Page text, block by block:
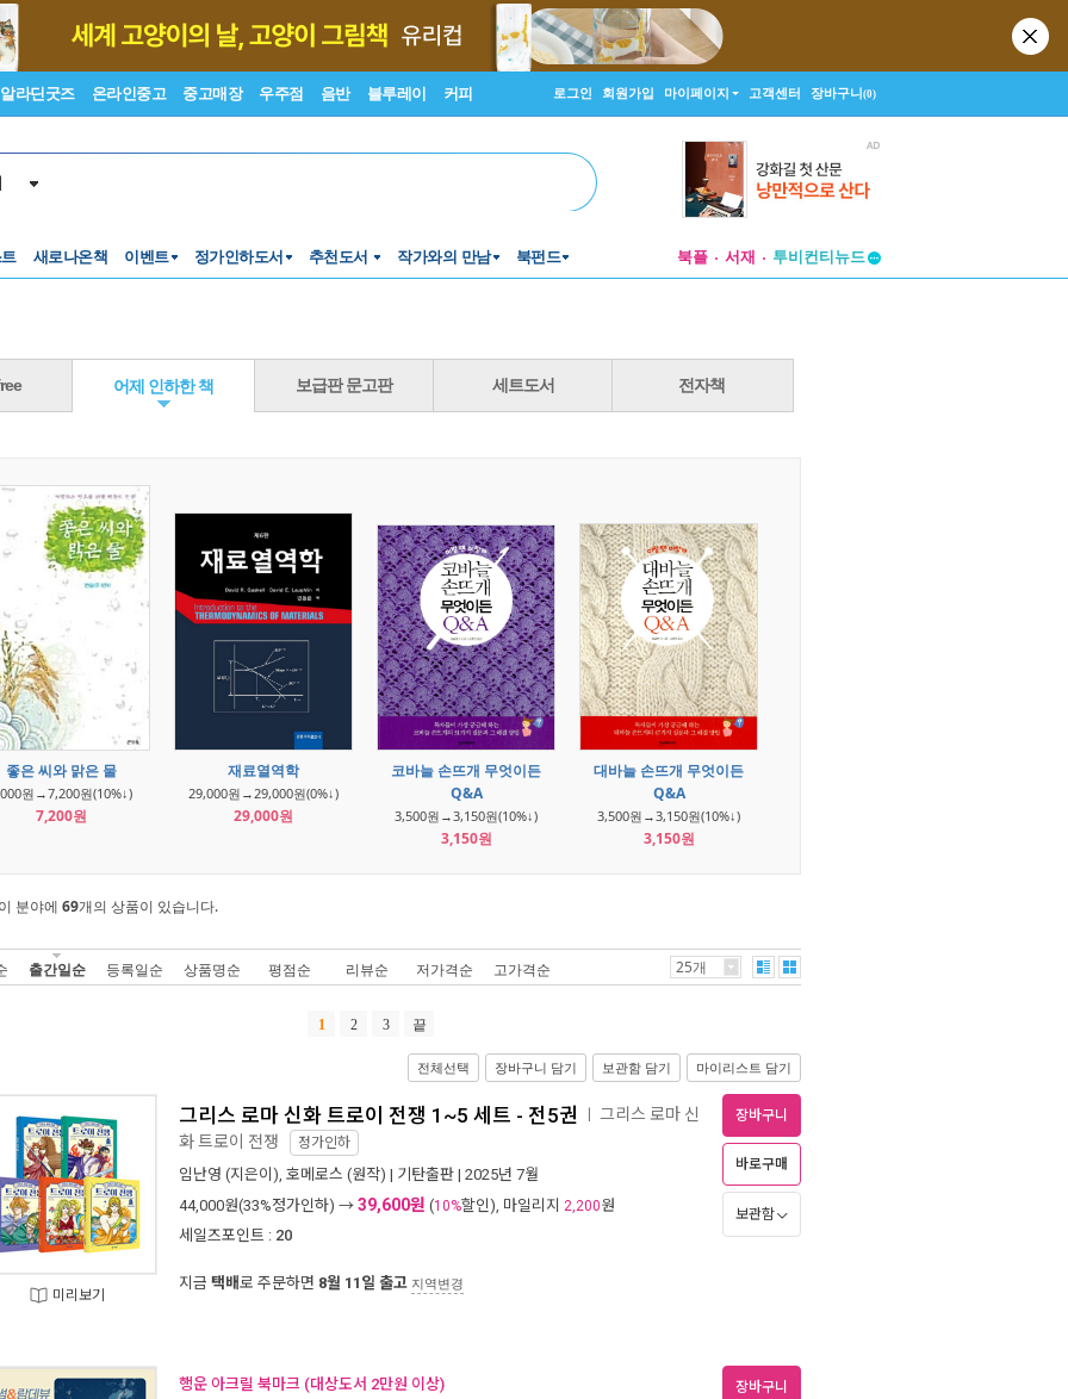
알라딘굿즈 온라인중고 중고매장 우주점 음반 블루레이 커피 로그인 회원가입 마이페이지 고객센터 장바구니(0)
새로나온책 이벤트 정가인하도서 추천도서 작가와의 만남 북펀드 북플 서재
투비컨티뉴드
어제 인하한 책 보급판 문고판 세트도서 전자책
좋은 씨와 맑은 물
원→7,200원(10%↓)
7,200원
재료열역학
29,000원→29,000원(0%↓)
29,000원
코바늘 손뜨개 무엇이든
Q&A
3,500원→3,150원(10%↓)
3,150원
대바늘 손뜨개 무엇이든
Q&A
3,500원→3,150원(10%↓)
3,150원
분야에 69개의 상품이 있습니다.
출간일순 등록일순 상품명순 평점순 리뷰순 저가격순 고가격순 25개
1 2 3 끝
전체선택 장바구니 담기 보관함 담기 마이리스트 담기
미리보기
그리스 로마 신화 트로이 전쟁 1~5 세트 - 전5권 그리스 로마 신
화 트로이 전쟁 정가인하
임난영 (지은이), 호메로스 (원작) | 기탄출판 | 2025년 7월
44,000원(33%정가인하) → 39,600원 (10%할인), 마일리지 2,200원
세일즈포인트 : 20
지금 택배로 주문하면 8월 11일 출고 지역변경
장바구니
바로구매
보관함
행운 아크릴 북마크 (대상도서 2만원 이상) 장바구니